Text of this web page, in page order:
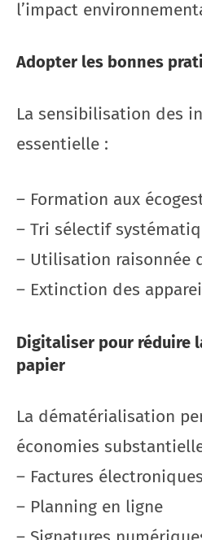
l’impact
Adopter les bonnes
La sensibilisation des
essentielle :
– Formation aux
– Tri sélectif
– Utilisation raisonnée
– Extinction des
Digitaliser pour réduire
papier
La dématérialisation
économies
– Factures électroniques
– Planning en ligne